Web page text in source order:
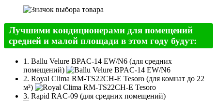
Лучшими кондиционерами для помещений
средней и малой площади в этом году будут:
1. Ballu Velure BPAC-14 EW/N6 (для средних
помещений)
2. Royal Clima RM-TS22CH-E Tesoro (для комнат до 22
м²)
3. Rapid RAC-09 (для средних помещений)